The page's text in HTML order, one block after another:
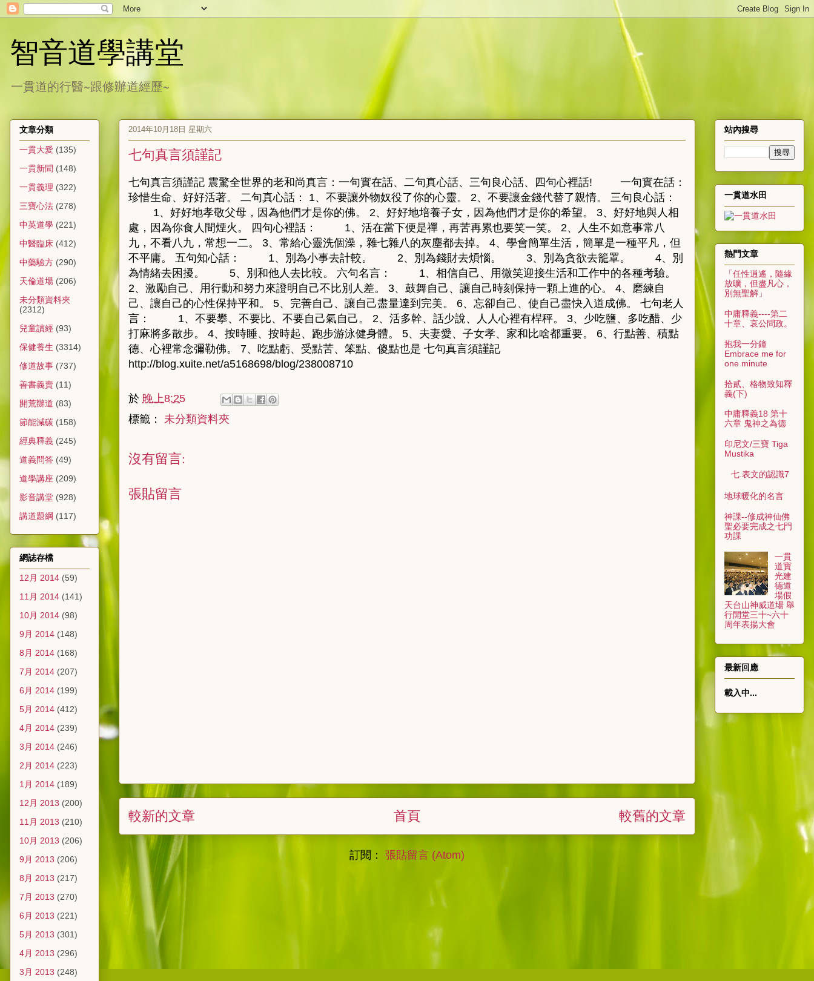
智音道學講堂
一貫道的行醫~跟修辦道經歷~
2014年10月18日 星期六
七句真言須謹記
七句真言須謹記 震驚全世界的老和尚真言：一句實在話、二句真心話、三句良心話、四句心裡話! 一句實在話：
珍惜生命、好好活著。 二句真心話： 1、不要讓外物奴役了你的心靈。 2、不要讓金錢代替了親情。 三句良心話：
1、好好地孝敬父母，因為他們才是你的佛。 2、好好地培養子女，因為他們才是你的希望。 3、好好地與人相
處，因為你食人間煙火。 四句心裡話： 1、活在當下便是禪，再苦再累也要笑一笑。 2、人生不如意事常八
九，不看八九，常想一二。 3、常給心靈洗個澡，雜七雜八的灰塵都去掉。 4、學會簡單生活，簡單是一種平凡，但
不平庸。 五句知心話： 1、別為小事去計較。 2、別為錢財去煩惱。 3、別為貪欲去籠罩。 4、別
為情緒去困擾。 5、別和他人去比較。 六句名言： 1、相信自己、用微笑迎接生活和工作中的各種考驗。
2、激勵自己、用行動和努力來證明自己不比別人差。 3、鼓舞自己、讓自己時刻保持一顆上進的心。 4、磨練自
己、讓自己的心性保持平和。 5、完善自己、讓自己盡量達到完美。 6、忘卻自己、使自己盡快入道成佛。 七句老人
言： 1、不要攀、不要比、不要自己氣自己。 2、活多幹、話少說、人人心裡有桿秤。 3、少吃鹽、多吃醋、少
打麻將多散步。 4、按時睡、按時起、跑步游泳健身體。 5、夫妻愛、子女孝、家和比啥都重要。 6、行點善、積點
德、心裡常念彌勒佛。 7、吃點虧、受點苦、笨點、傻點也是 七句真言須謹記
http://blog.xuite.net/a5168698/blog/238008710
於 晚上8:25
標籤： 未分類資料夾
沒有留言:
張貼留言
較新的文章 較舊的文章
首頁
訂閱： 張貼留言 (Atom)
文章分類
一貫大愛 (135)
一貫新聞 (148)
一貫義理 (322)
三寶心法 (278)
中英道學 (221)
中醫臨床 (412)
中藥驗方 (290)
天倫道場 (206)
未分類資料夾
(2312)
兒童讀經 (93)
保健養生 (3314)
修道故事 (737)
善書義賣 (11)
開荒辦道 (83)
節能減碳 (158)
經典釋義 (245)
道義問答 (49)
道學講座 (209)
影音講堂 (928)
講道題綱 (117)
網誌存檔
12月 2014 (59)
11月 2014 (141)
10月 2014 (98)
9月 2014 (148)
8月 2014 (168)
7月 2014 (207)
6月 2014 (199)
5月 2014 (412)
4月 2014 (239)
3月 2014 (246)
2月 2014 (223)
1月 2014 (189)
12月 2013 (200)
11月 2013 (210)
10月 2013 (206)
9月 2013 (206)
8月 2013 (217)
7月 2013 (270)
6月 2013 (221)
5月 2013 (301)
4月 2013 (296)
3月 2013 (248)
站內搜尋
一貫道水田
熱門文章
「任性逍遙，隨緣
放曠，但盡凡心，
別無聖解」
中庸釋義----第二
十章、哀公問政。
抱我一分鐘
Embrace me for
one minute
拾貳、格物致知釋
義(下)
中庸釋義18 第十
六章 鬼神之為德
印尼文/三寶 Tiga
Mustika
七.表文的認識7
地球暖化的名言
神課--修成神仙佛
聖必要完成之七門
功課
一貫
道寶
光建
德道
場假
天台山神威道場 舉
行開堂三十~六十
周年表揚大會
最新回應
載入中...